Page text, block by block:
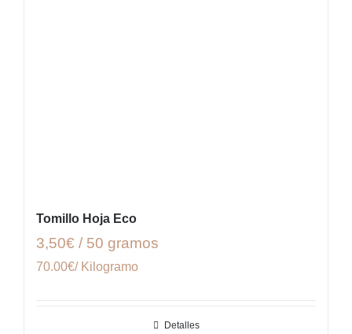
Tomillo Hoja Eco
3,50€ / 50 gramos
70.00€/ Kilogramo
Detalles